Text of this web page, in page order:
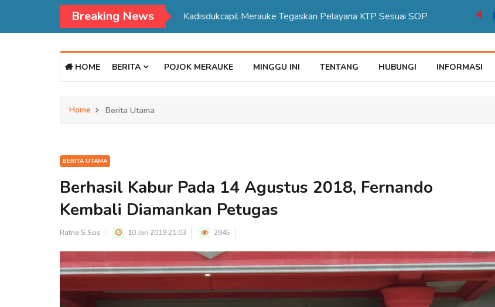
Breaking News Kadisdukcapil Merauke Tegaskan Pelayana KTP Sesuai SOP
HOME BERITA POJOK MERAUKE MINGGU INI TENTANG HUBUNGI INFORMASI
Home Berita Utama
BERITA UTAMA
Berhasil Kabur Pada 14 Agustus 2018, Fernando
Kembali Diamankan Petugas
Ratna S.Sos 10 Jan 2019 21:03 2945